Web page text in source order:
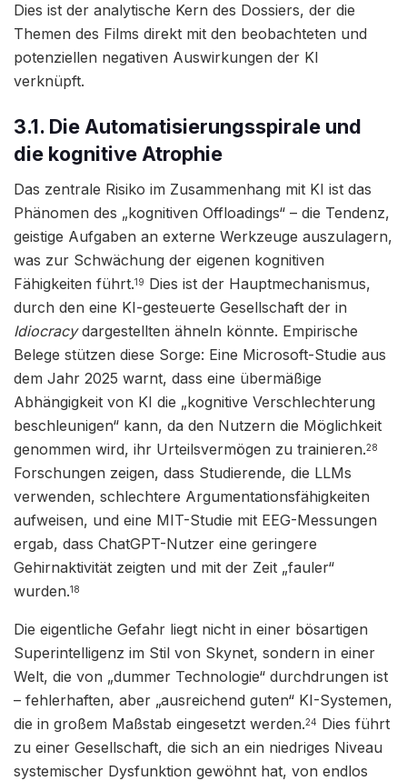
Dies ist der analytische Kern des Dossiers, der die
Themen des Films direkt mit den beobachteten und
potenziellen negativen Auswirkungen der KI
verknüpft.
3.1. Die Automatisierungsspirale und
die kognitive Atrophie
Das zentrale Risiko im Zusammenhang mit KI ist das
Phänomen des „kognitiven Offloadings“ – die Tendenz,
geistige Aufgaben an externe Werkzeuge auszulagern,
was zur Schwächung der eigenen kognitiven
Fähigkeiten führt.19 Dies ist der Hauptmechanismus,
durch den eine KI-gesteuerte Gesellschaft der in
Idiocracydargestellten ähneln könnte. Empirische
Belege stützen diese Sorge: Eine Microsoft-Studie aus
dem Jahr 2025 warnt, dass eine übermäßige
Abhängigkeit von KI die „kognitive Verschlechterung
beschleunigen“ kann, da den Nutzern die Möglichkeit
genommen wird, ihr Urteilsvermögen zu trainieren.28
Forschungen zeigen, dass Studierende, die LLMs
verwenden, schlechtere Argumentationsfähigkeiten
aufweisen, und eine MIT-Studie mit EEG-Messungen
ergab, dass ChatGPT-Nutzer eine geringere
Gehirnaktivität zeigten und mit der Zeit „fauler“
wurden.18
Die eigentliche Gefahr liegt nicht in einer bösartigen
Superintelligenz im Stil von Skynet, sondern in einer
Welt, die von „dummer Technologie“ durchdrungen ist
– fehlerhaften, aber „ausreichend guten“ KI-Systemen,
die in großem Maßstab eingesetzt werden.24 Dies führt
zu einer Gesellschaft, die sich an ein niedriges Niveau
systemischer Dysfunktion gewöhnt hat, von endlos